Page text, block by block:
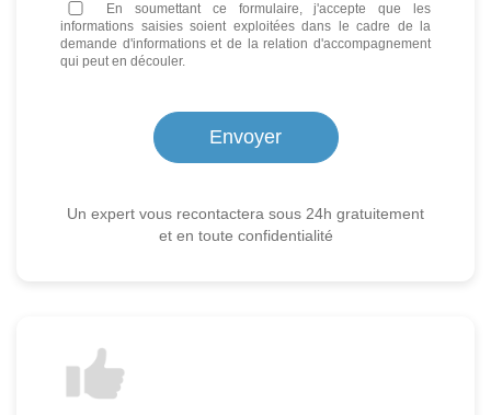
En soumettant ce formulaire, j'accepte que les
informations saisies soient exploitées dans le cadre de la
demande d'informations et de la relation d'accompagnement
qui peut en découler.
Un expert vous recontactera sous 24h gratuitement
et en toute confidentialité